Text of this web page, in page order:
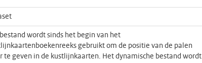
wordt sinds het begin van het
gebruikt om de positie van de palen
te geven in de kustlijnkaarten. Het dynamische bestand wordt